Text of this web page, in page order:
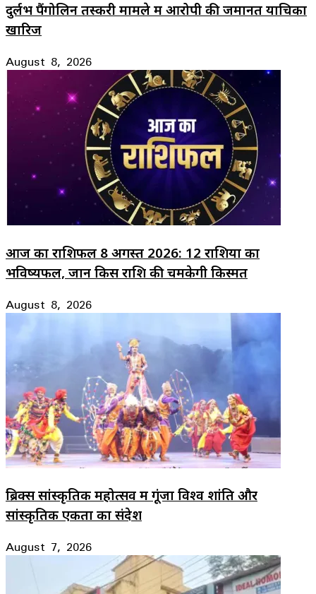
दुर्लभ पैंगोलिन तस्करी मामले में आरोपी की जमानत याचिका
खारिज
August 8, 2026
आज का राशिफल 8 अगस्त 2026: 12 राशियों का
भविष्यफल, जानें किस राशि की चमकेगी किस्मत
August 8, 2026
ब्रिक्स सांस्कृतिक महोत्सव में गूंजा विश्व शांति और
सांस्कृतिक एकता का संदेश
August 7, 2026